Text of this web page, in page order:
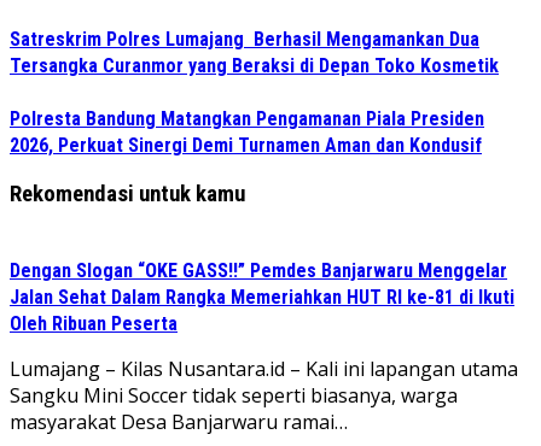
Satreskrim Polres Lumajang Berhasil Mengamankan Dua
Tersangka Curanmor yang Beraksi di Depan Toko Kosmetik
Polresta Bandung Matangkan Pengamanan Piala Presiden
2026, Perkuat Sinergi Demi Turnamen Aman dan Kondusif
Rekomendasi untuk kamu
Dengan Slogan “OKE GASS!!” Pemdes Banjarwaru Menggelar
Jalan Sehat Dalam Rangka Memeriahkan HUT RI ke-81 di Ikuti
Oleh Ribuan Peserta
Lumajang – Kilas Nusantara.id – Kali ini lapangan utama
Sangku Mini Soccer tidak seperti biasanya, warga
masyarakat Desa Banjarwaru ramai…